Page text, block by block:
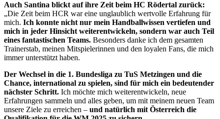
Auch Santina blickt auf ihre Zeit beim HC Rödertal zurück:
„Die Zeit beim HCR war eine unglaublich wertvolle Erfahrung für
mich. Ich konnte nicht nur mein Handballwissen vertiefen und
mich in jeder Hinsicht weiterentwickeln, sondern war auch Teil
eines fantastischen Teams. Besonders danke ich dem gesamten
Trainerstab, meinen Mitspielerinnen und den loyalen Fans, die mich
immer unterstützt haben.
Der Wechsel in die 1. Bundesliga zu TuS Metzingen und die
Chance, international zu spielen, sind für mich ein bedeutender
nächster Schritt. Ich möchte mich weiterentwickeln, neue
Erfahrungen sammeln und alles geben, um mit meinem neuen Team
unsere Ziele zu erreichen – und natürlich mit Österreich die